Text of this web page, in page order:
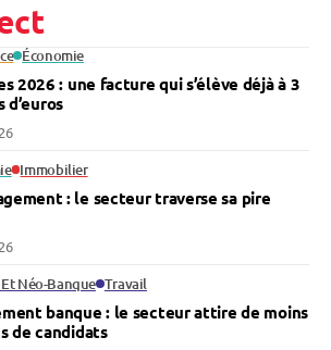
Économie
2026 : une facture qui s’élève déjà à 3
d’euros
Immobilier
: le secteur traverse sa pire
Néo-Banque Travail
banque : le secteur attire de moins
de candidats